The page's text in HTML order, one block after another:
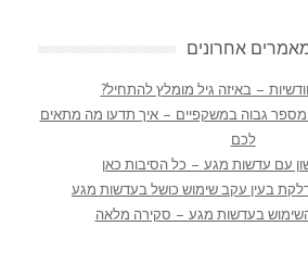
אחרונים
– באיזה גיל מומלץ להתחיל?
גבוה במשקפיים – איך תדעו מה מתאים
לכם
עם עדשות מגע – כל הסיבות כאן
בעין עקב שימוש כושל בעדשות מגע
בעדשות מגע – סקירה מלאה